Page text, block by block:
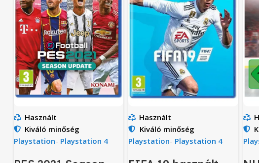
Használt
Kiváló minőség
Playstation- Playstation 4
Használt
Kiváló minőség
Playstation- Playstation 4